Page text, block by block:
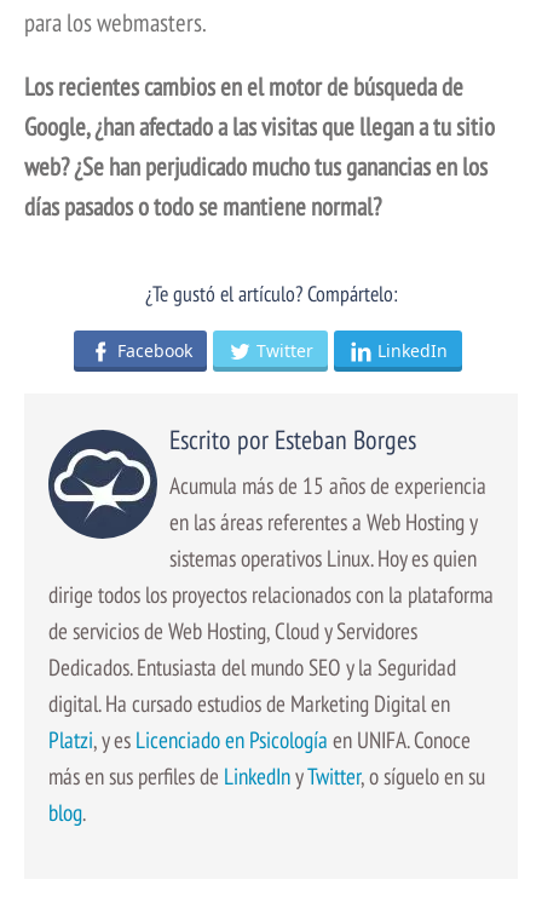
para los webmasters.
Los recientes cambios en el motor de búsqueda de
Google, ¿han afectado a las visitas que llegan a tu sitio
web? ¿Se han perjudicado mucho tus ganancias en los
días pasados o todo se mantiene normal?
¿Te gustó el artículo? Compártelo:
Facebook Twitter LinkedIn
Escrito por Esteban Borges
Acumula más de 15 años de experiencia
en las áreas referentes a Web Hosting y
sistemas operativos Linux. Hoy es quien
dirige todos los proyectos relacionados con la plataforma
de servicios de Web Hosting, Cloud y Servidores
Dedicados. Entusiasta del mundo SEO y la Seguridad
digital. Ha cursado estudios de Marketing Digital en
Platzi, y es Licenciado en Psicología en UNIFA. Conoce
más en sus perfiles de LinkedInyTwitter, o síguelo en su
blog.